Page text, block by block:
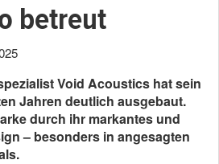
betreut
Void Acoustics hat sein
Jahren deutlich ausgebaut.
durch ihr markantes und
– besonders in angesagten